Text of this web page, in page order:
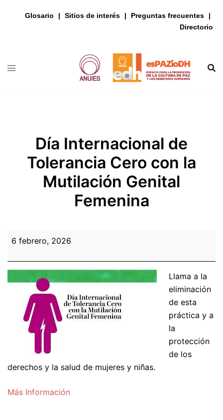
Glosario Sitios de interés
Preguntas frecuentes
Directorio
Día Internacional de
Tolerancia Cero con la
Mutilación Genital
Femenina
Día
de
Tolerancia
Mutilación
Femenina
6 febrero, 2026
Llama a la
eliminación
de esta
práctica y a
la
protección
de los
derechos y la salud de mujeres y niñas.
Más Información